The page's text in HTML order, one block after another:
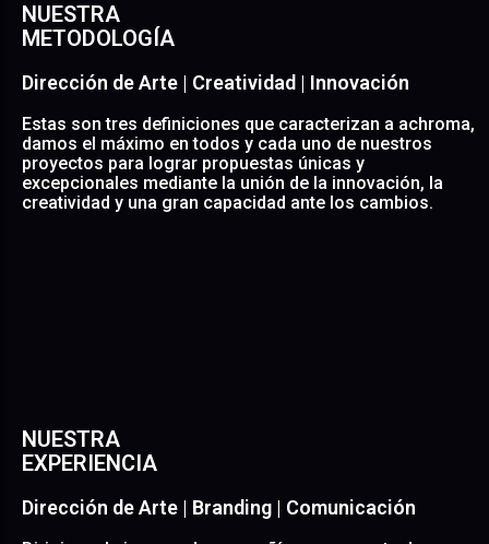
• Con nuestra Dirección de Arte conceptualizamos las
acordes con los valores que definen a un proyecto,
empresa o marca. • Sabemos apreciar y valorar tanto
el contenido visual, como el escrito, la interacción, el
movimiento, el audio, la música y cualquier otra
disciplina que requiera un proyecto. • Contamos con
creativos de diferentes perfiles para crear la sinergia
necesaria para que haya una comunicación fluida y
productiva entre todos ellos.
NUESTRA
METODOLOGÍA
Dirección de Arte | Creatividad | Innovación
Estas son tres definiciones que caracterizan a achroma,
damos el máximo en todos y cada uno de nuestros
proyectos para lograr propuestas únicas y
excepcionales mediante la unión de la innovación, la
creatividad y una gran capacidad ante los cambios.
• Con nuestra Dirección de Arte conceptualizamos las
ideas para traducirlas a mensajes visuales y gráficos
empresa o marca. • Sabemos apreciar y valorar tanto
NUESTRA
EXPERIENCIA
Dirección de Arte | Branding | Comunicación